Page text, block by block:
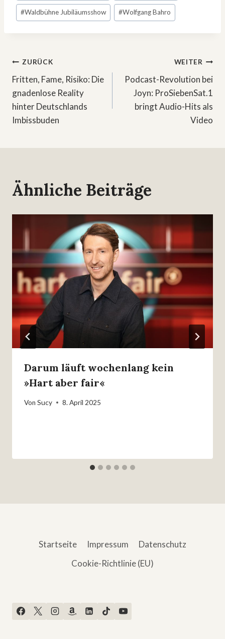
#Waldbühne Jubiläumsshow #Wolfgang Bahro
Beitragsnavigation
ZURÜCK
Fritten, Fame, Risiko: Die
gnadenlose Reality
hinter Deutschlands
Imbissbuden
WEITER
Podcast-Revolution bei
Joyn: ProSiebenSat.1
bringt Audio-Hits als
Video
Ähnliche Beiträge
Darum läuft wochenlang kein
»Hart aber fair«
Von Sucy 8. April 2025
Startseite Impressum
Datenschutz
Cookie-Richtlinie (EU)